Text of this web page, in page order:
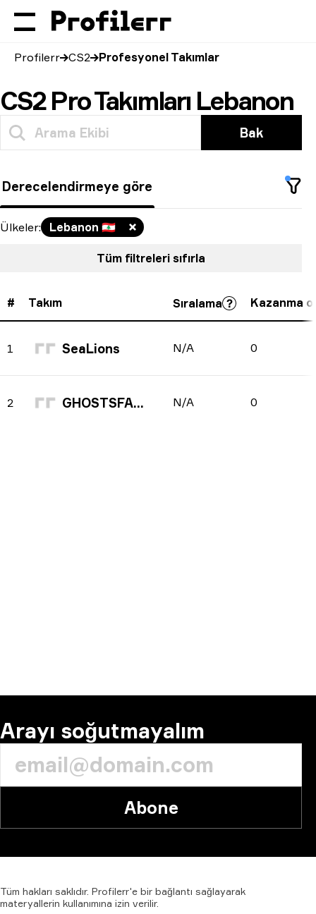
Profilerr CS2 Profesyonel Takımlar
CS2 Pro Takımları Lebanon
Bak
Derecelendirmeye göre
Ülkeler: Lebanon 🇱🇧
Tüm filtreleri sıfırla
# Takım Sıralama Kazanma
1 SeaLions N/A 0
2 GHOSTSFACES N/A 0
Arayı soğutmayalım
Abone
Tüm hakları saklıdır. Profilerr'e bir bağlantı sağlayarak
materyallerin kullanımına izin verilir.